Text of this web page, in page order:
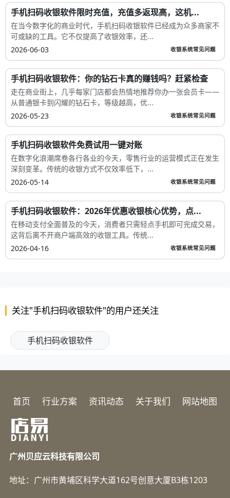
手机扫码收银软件限时充值，充值多返现高，这机...
在当今数字化的商业时代，手机扫码收银软件已经成为众多商家不
可或缺的工具。它不仅提高了收银效率，还...
2026-06-03
收银系统常见问题
手机扫码收银软件：你的钻石卡真的赚钱吗？赶紧检查
走在商业街上，几乎每家门店都会热情地推荐你办一张会员卡——
从普通银卡到闪耀的钻石卡，等级越高，优...
2026-05-23
收银系统常见问题
手机扫码收银软件免费试用一键对账
在数字化浪潮席卷各行各业的今天，零售行业的运营模式正在发生
深刻变革。传统的收银方式不仅效率低下，...
2026-05-14
收银系统常见问题
手机扫码收银软件：2026年优惠收银核心优势，点...
在移动支付全面普及的今天，消费者只需轻点手机即可完成交易，
这背后离不开商户端高效的收银工具。传统...
2026-04-16
收银系统常见问题
关注"手机扫码收银软件"的用户还关注
手机扫码收银软件
首页 行业方案 资讯动态 关于我们 网站地图
广州贝应云科技有限公司
地址：广州市黄埔区科学大道162号创意大厦B3栋1203